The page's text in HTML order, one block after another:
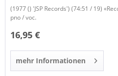
(1977 () 'JSP Records') (74:51 / 19)
pno / voc.
16,95 €
mehr Informationen